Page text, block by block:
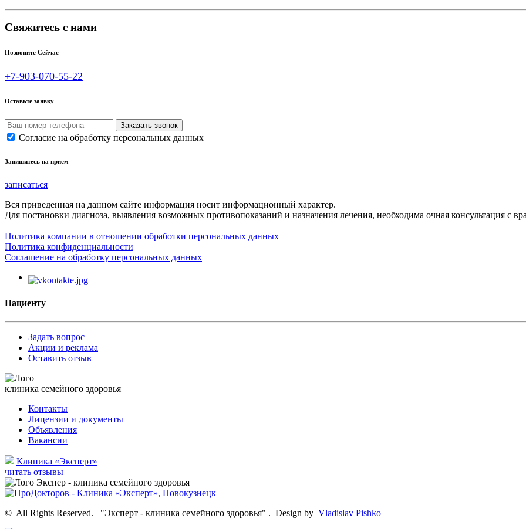
Свяжитесь с нами
Позвоните Сейчас
+7-903-070-55-22
Оставьте заявку
Согласие на обработку персональных данных
Запишитесь на прием
записаться
Вся приведенная на данном сайте информация носит информационный характер.
Для постановки диагноза, выявления возможных противопоказаний и назначения лечения, необходима очная консультация с
Политика компании в отношении обработки персональных данных
Политика конфиденциальности
Соглашение на обработку персональных данных
Пациенту
Задать вопрос
Акции и реклама
Оставить отзыв
клиника семейного здоровья
Контакты
Лицензии и документы
Объявления
Вакансии
Клиника «Эксперт»
читать отзывы
© All Rights Reserved. "Эксперт - клиника семейного здоровья" . Design by Vladislav Pishko